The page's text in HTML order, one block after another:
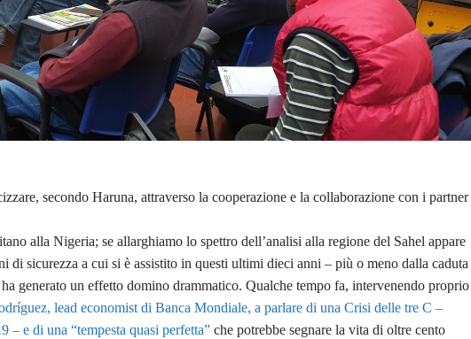
secondo Haruna, attraverso la cooperazione e la collaborazione con i partner
alla Nigeria; se allarghiamo lo spettro dell’analisi alla regione del Sahel appare
di sicurezza a cui si è assistito in questi ultimi dieci anni – più o meno dalla caduta
generato un effetto domino drammatico. Qualche tempo fa, intervenendo proprio
lead economist di Banca Mondiale, a parlare di una Crisi delle tre C –
e di una “tempesta quasi perfetta” che potrebbe segnare la vita di oltre cento